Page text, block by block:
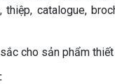
thiệp, catalogue,
cho sản phẩm thiết